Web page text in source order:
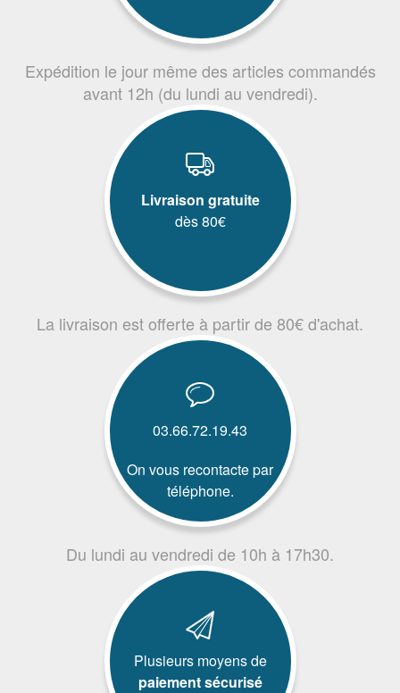
Expédition le jour même des articles commandés
avant 12h (du lundi au vendredi).
Livraison gratuite
dès 80€
La livraison est offerte à partir de 80€ d'achat.
03.66.72.19.43
On vous recontacte par
téléphone.
Du lundi au vendredi de 10h à 17h30.
Plusieurs moyens de
paiement sécurisé